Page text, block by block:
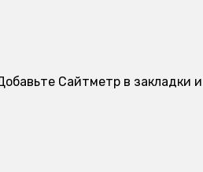
Сайтметр в закладки